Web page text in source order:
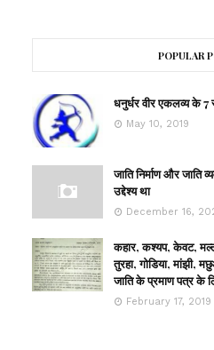
POPULAR
धनुर्धर वीर एकलव्य के
May 10, 2019
जाति निर्माण और जाति
उद्देश्य था
December 16,
कहार, कश्यप, केवट,
तुरहा, गोडिया, मांझी,
जाति के प्रमाण पत्र के
February 17, 2019